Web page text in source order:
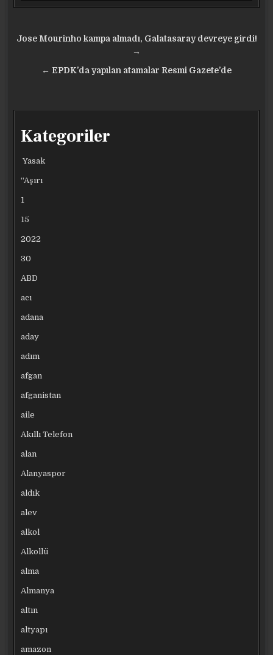
Yazı
Jose Mourinho kampa almadı, Galatasaray devreye girdi!
→
← EPDK’da yapılan atamalar Resmi Gazete’de
Kategoriler
Yasak
“Aşırı
1
15
2022
30
ABD
acı
adana
aday
adım
afgan
afganistan
aile
Akıllı Telefon
alan
Alanyaspor
aldık
alev
alkol
Alkollü
alma
Almanya
altın
altyapı
amazon